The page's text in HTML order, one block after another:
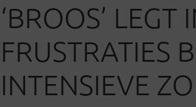
‘BROOS’
FRUSTRATIES
INTENSIEVE